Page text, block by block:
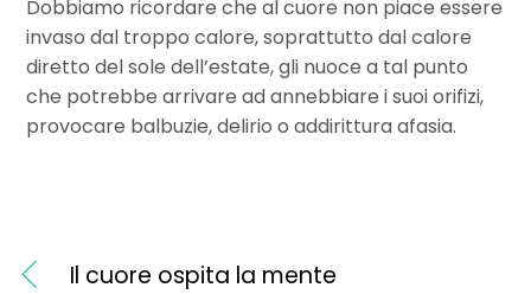
Dobbiamo ricordare che al cuore non piace essere
invaso dal troppo calore, soprattutto dal calore
diretto del sole dell’estate, gli nuoce a tal punto
che potrebbe arrivare ad annebbiare i suoi orifizi,
provocare balbuzie, delirio o addirittura afasia.
Il cuore ospita la mente